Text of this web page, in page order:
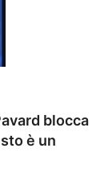
blocca
è un